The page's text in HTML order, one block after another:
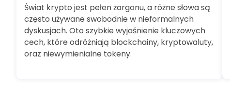
Świat krypto jest pełen żargonu, a różne słowa są
często używane swobodnie w nieformalnych
dyskusjach. Oto szybkie wyjaśnienie kluczowych
cech, które odróżniają blockchainy, kryptowaluty,
oraz niewymienialne tokeny.